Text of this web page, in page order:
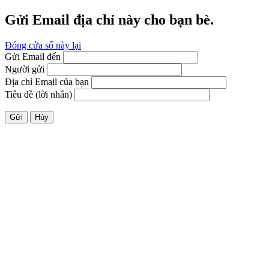
Gửi Email địa chỉ này cho bạn bè.
Đóng cửa sổ này lại
Gửi Email đến
Người gửi
Địa chỉ Email của bạn
Tiêu đề (lời nhắn)
Gửi Hủy